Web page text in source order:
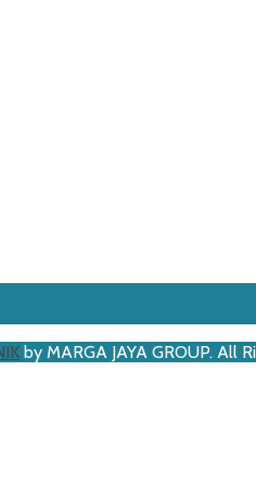
by MARGA JAYA GROUP. All